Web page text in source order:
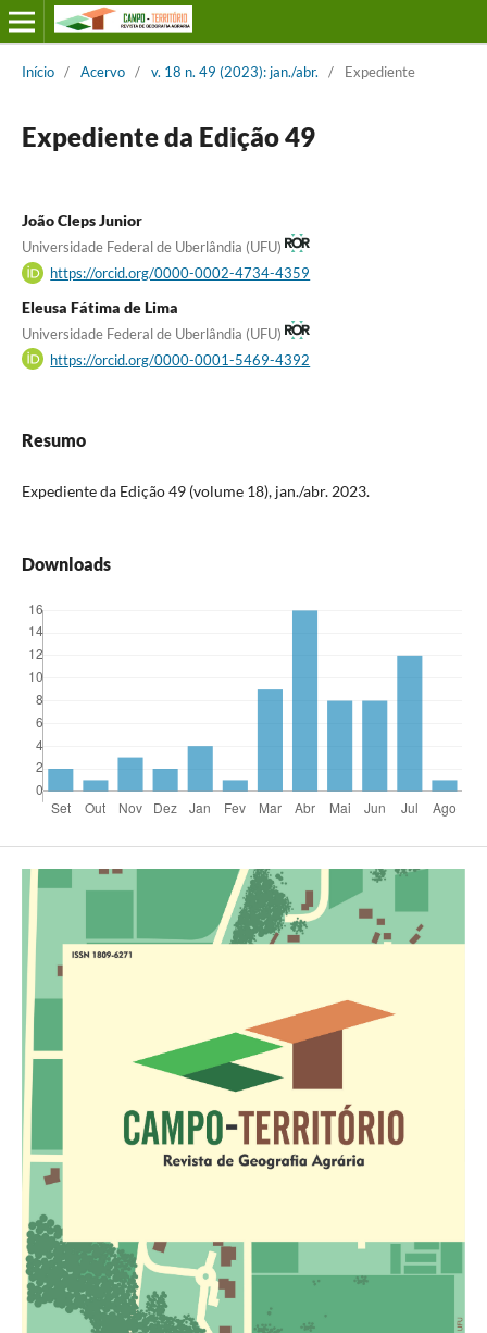
Início / Acervo / v. 18 n. 49 (2023): jan./abr. / Expediente
Expediente da Edição 49
João Cleps Junior
Universidade Federal de Uberlândia (UFU)
https://orcid.org/0000-0002-4734-4359
Eleusa Fátima de Lima
Universidade Federal de Uberlândia (UFU)
https://orcid.org/0000-0001-5469-4392
Resumo
Expediente da Edição 49 (volume 18), jan./abr. 2023.
Downloads